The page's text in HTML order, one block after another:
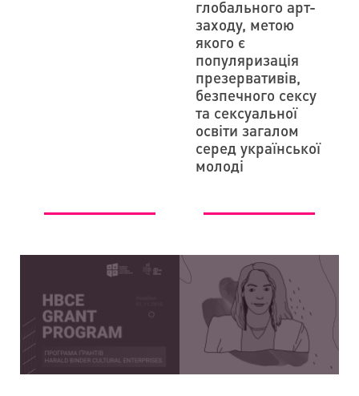
глобального арт-
заходу, метою
якого є
популяризація
презервативів,
безпечного сексу
та сексуальної
освіти загалом
серед української
молоді